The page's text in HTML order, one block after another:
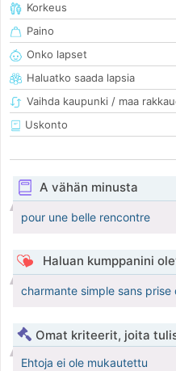
Korkeus
Paino
Onko lapset
Haluatko saada lapsia
Vaihda kaupunki / maa
Uskonto
A vähän minusta
pour une belle rencontre
Haluan kumppanini
charmante simple sans prise
Omat kriteerit, joita
Ehtoja ei ole mukautettu